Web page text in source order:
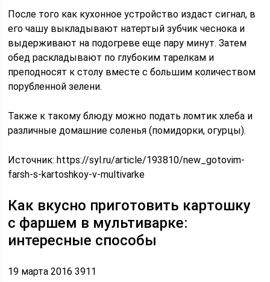
После того как кухонное устройство издаст сигнал, в
его чашу выкладывают натертый зубчик чеснока и
выдерживают на подогреве еще пару минут. Затем
обед раскладывают по глубоким тарелкам и
преподносят к столу вместе с большим количеством
порубленной зелени.
Также к такому блюду можно подать ломтик хлеба и
различные домашние соленья (помидорки, огурцы).
Источник:https://syl.ru/article/193810/new_gotovim-
farsh-s-kartoshkoy-v-multivarke
Как вкусно приготовить картошку
с фаршем в мультиварке:
интересные способы
19 марта 2016 3911